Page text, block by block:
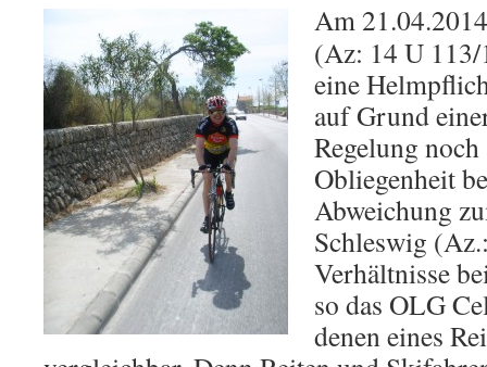
Am
(Az: 14 U 113/
eine
auf Grund
Regelung
Obliegenheit
Abweichung
Schleswig
Verhältnisse
so das OLG
denen eines